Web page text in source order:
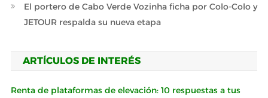
El portero de Cabo Verde Vozinha ficha por Colo-Colo y
JETOUR respalda su nueva etapa
ARTÍCULOS DE INTERÉS
Renta de plataformas de elevación: 10 respuestas a tus